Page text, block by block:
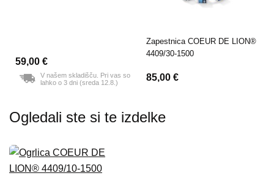
59,00 €
V našem skladišču. Pri vas so
lahko o 3 dni (sreda 12.8.)
Zapestnica COEUR DE LION®
4409/30-1500
85,00 €
Ogledali ste si te izdelke